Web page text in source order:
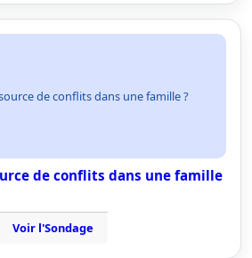
de conflits dans une famille ?
de conflits dans une famille
Voir l'Sondage